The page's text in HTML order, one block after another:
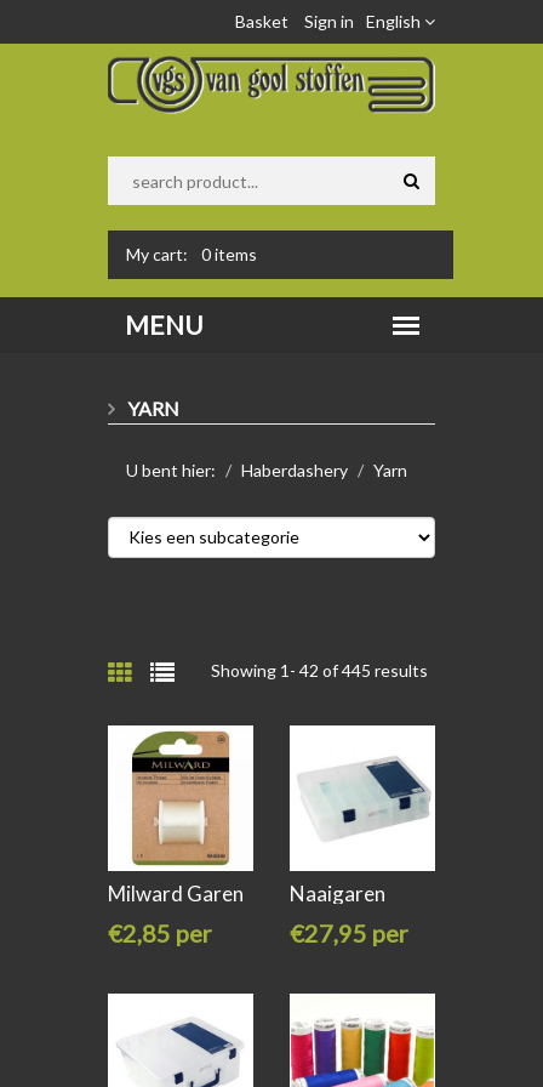
English
Basket Sign in
My cart: 0items
YARN
U bent hier: Haberdashery Yarn
Showing 1- 42 of 445 results
Milward Garen
€2,85 per
Naaigaren
€27,95 per